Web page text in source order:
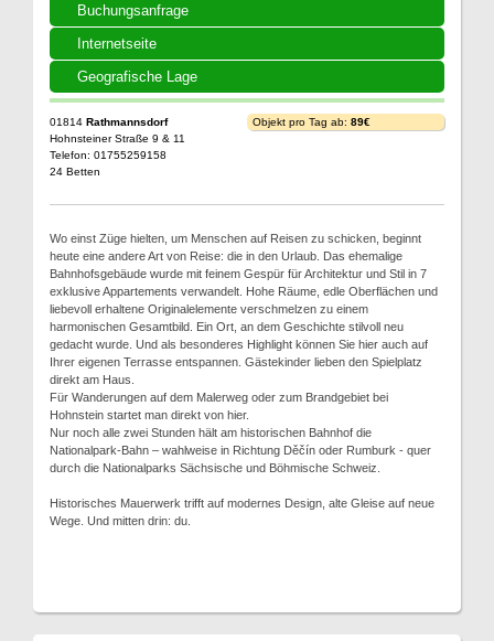
Buchungsanfrage
Internetseite
Geografische Lage
01814 Rathmannsdorf
Hohnsteiner Straße 9 & 11
Telefon: 01755259158
24 Betten
Objekt pro Tag ab: 89€
Wo einst Züge hielten, um Menschen auf Reisen zu schicken, beginnt
heute eine andere Art von Reise: die in den Urlaub. Das ehemalige
Bahnhofsgebäude wurde mit feinem Gespür für Architektur und Stil in 7
exklusive Appartements verwandelt. Hohe Räume, edle Oberflächen und
liebevoll erhaltene Originalelemente verschmelzen zu einem
harmonischen Gesamtbild. Ein Ort, an dem Geschichte stilvoll neu
gedacht wurde. Und als besonderes Highlight können Sie hier auch auf
Ihrer eigenen Terrasse entspannen. Gästekinder lieben den Spielplatz
direkt am Haus.
Für Wanderungen auf dem Malerweg oder zum Brandgebiet bei
Hohnstein startet man direkt von hier.
Nur noch alle zwei Stunden hält am historischen Bahnhof die
Nationalpark-Bahn – wahlweise in Richtung Děčín oder Rumburk - quer
durch die Nationalparks Sächsische und Böhmische Schweiz.
Historisches Mauerwerk trifft auf modernes Design, alte Gleise auf neue
Wege. Und mitten drin: du.